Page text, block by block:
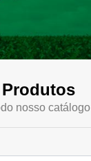
nosso catálogo